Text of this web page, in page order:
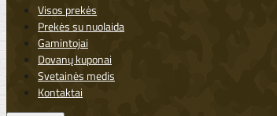
Visos prekės
Prekės su nuolaida
Gamintojai
Dovanų kuponai
Svetainės medis
Kontaktai